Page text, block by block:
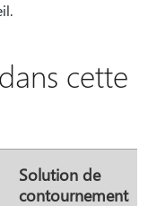
cette
Solution de
contournement